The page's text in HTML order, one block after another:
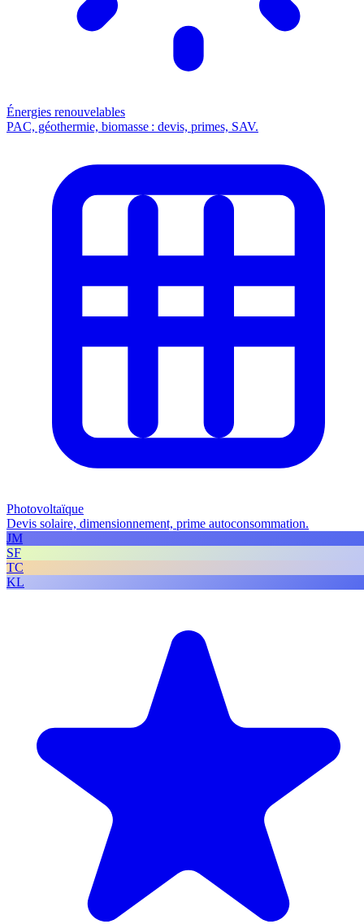
Énergies renouvelables
PAC, géothermie, biomasse : devis, primes, SAV.
Photovoltaïque
Devis solaire, dimensionnement, prime autoconsommation.
JM
SF
TC
KL